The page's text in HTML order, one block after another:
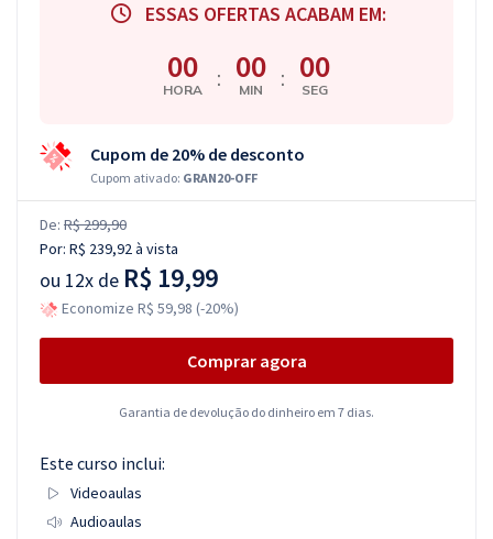
ESSAS OFERTAS ACABAM EM:
00
HORA : 00
MIN : 00
SEG
Cupom de 20% de desconto
Cupom ativado: GRAN20-OFF
De: R$ 299,90
Por: R$ 239,92à vista
ou 12x de R$ 19,99
Economize R$ 59,98 (-20%)
Comprar agora
Garantia de devolução do dinheiro em 7 dias.
Este curso inclui:
Videoaulas
Audioaulas